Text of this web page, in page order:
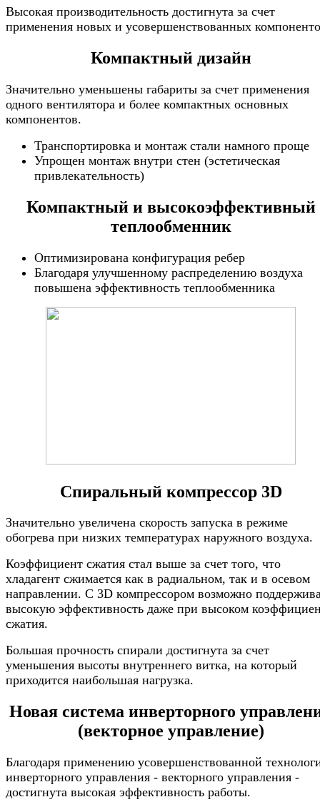
Высокая производительность достигнута за счет
применения новых и усовершенствованных
Компактный дизайн
Значительно уменьшены габариты за счет применения
одного вентилятора и более компактных основных
компонентов.
Транспортировка и монтаж стали намного проще
Упрощен монтаж внутри стен (эстетическая
привлекательность)
Компактный и высокоэффективный
теплообменник
Оптимизирована конфигурация ребер
Благодаря улучшенному распределению воздуха
повышена эффективность теплообменника
Спиральный компрессор 3D
Значительно увеличена скорость запуска в режиме
обогрева при низких температурах наружного воздуха.
Коэффициент сжатия стал выше за счет того, что
хладагент сжимается как в радиальном, так и в осевом
направлении. С 3D компрессором возможно
высокую эффективность даже при высоком
сжатия.
Большая прочность спирали достигнута за счет
уменьшения высоты внутреннего витка, на который
приходится наибольшая нагрузка.
Новая система инверторного
(векторное управление)
Благодаря применению усовершенствованной
инверторного управления - векторного управления -
достигнута высокая эффективность работы.